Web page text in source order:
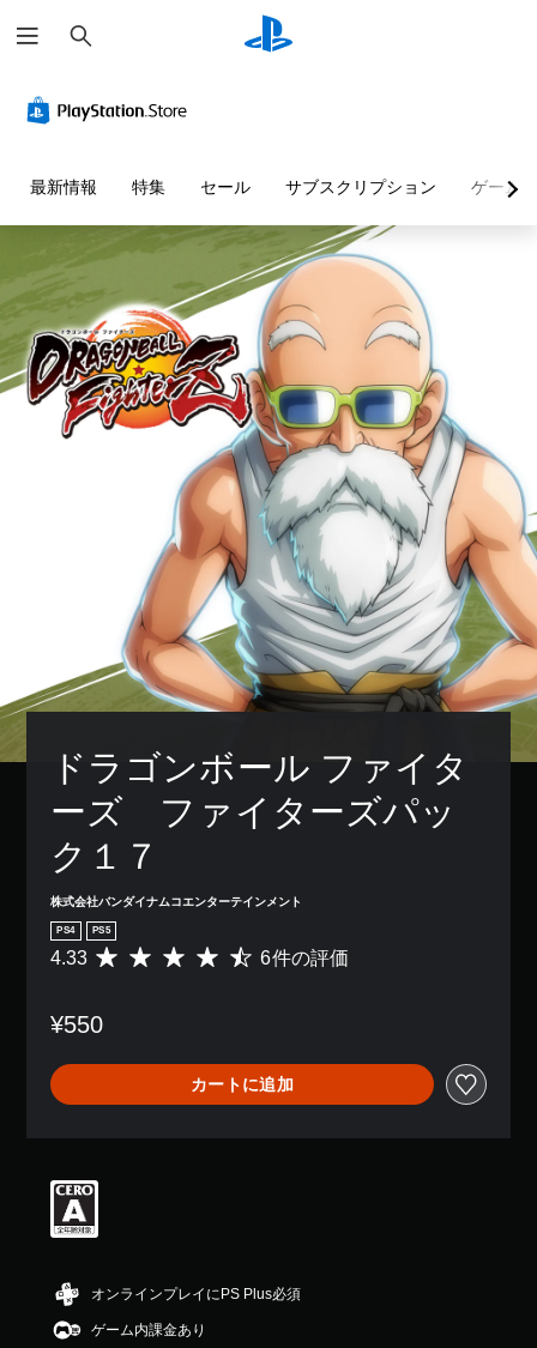
索
最新情報 特集 セール サブスクリプション ゲーム
ドラゴンボール ファイタ
ーズ　ファイターズパッ
ク１７
株式会社バンダイナムコエンターテインメント
PS4 PS5
評
は
、
平
均
5
段
階
の
4
.
4.33 6件の評価
¥550
カートに追加
オンラインプレイにPS Plus必須
ゲーム内課金あり